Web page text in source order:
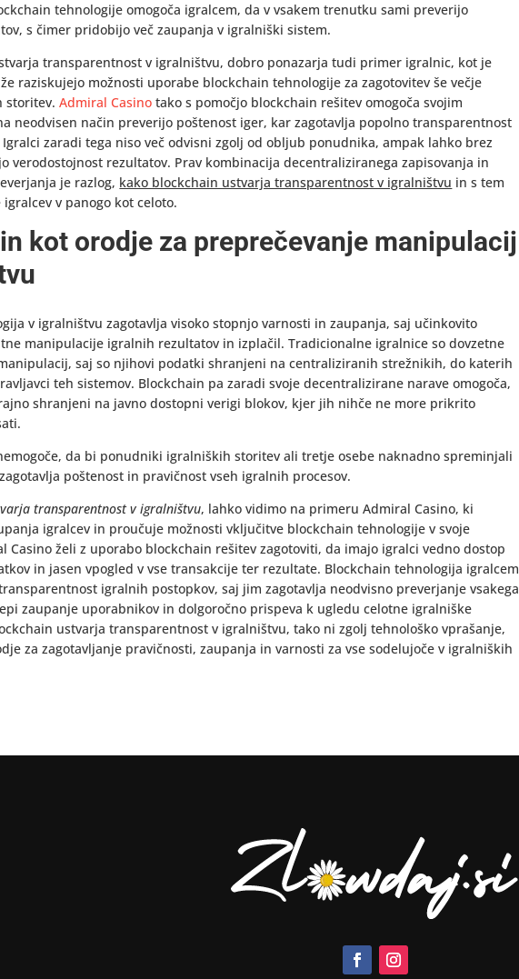
tehnologije omogoča igralcem, da v vsakem trenutku sami preverijo
s čimer pridobijo več zaupanja v igralniški sistem.
transparentnost v igralništvu, dobro ponazarja tudi primer igralnic, kot je
raziskujejo možnosti uporabe blockchain tehnologije za zagotovitev še večje
storitev.Admiral Casino tako s pomočjo blockchain rešitev omogoča svojim
neodvisen način preverijo poštenost iger, kar zagotavlja popolno transparentnost
zaradi tega niso več odvisni zgolj od obljub ponudnika, ampak lahko brez
verodostojnost rezultatov. Prav kombinacija decentraliziranega zapisovanja in
je razlog, kako blockchain ustvarja transparentnost v igralništvu in s tem
v panogo kot celoto.
kot orodje za preprečevanje manipulacij
v igralništvu zagotavlja visoko stopnjo varnosti in zaupanja, saj učinkovito
manipulacije igralnih rezultatov in izplačil. Tradicionalne igralnice so dovzetne
saj so njihovi podatki shranjeni na centraliziranih strežnikih, do katerih
teh sistemov. Blockchain pa zaradi svoje decentralizirane narave omogoča,
shranjeni na javno dostopni verigi blokov, kjer jih nihče ne more prikrito
da bi ponudniki igralniških storitev ali tretje osebe naknadno spreminjali
poštenost in pravičnost vseh igralnih procesov.
transparentnost v igralništvu, lahko vidimo na primeru Admiral Casino, ki
igralcev in proučuje možnosti vključitve blockchain tehnologije v svoje
Casino želi z uporabo blockchain rešitev zagotoviti, da imajo igralci vedno dostop
in jasen vpogled v vse transakcije ter rezultate. Blockchain tehnologija igralcem
igralnih postopkov, saj jim zagotavlja neodvisno preverjanje vsakega
zaupanje uporabnikov in dolgoročno prispeva k ugledu celotne igralniške
ustvarja transparentnost v igralništvu, tako ni zgolj tehnološko vprašanje,
za zagotavljanje pravičnosti, zaupanja in varnosti za vse sodelujoče v igralniških